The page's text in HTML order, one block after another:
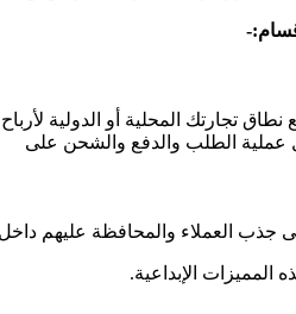
تجارتك المحلية أو الدولية لأرباح
عملية الطلب والدفع والشحن على
جذب العملاء والمحافظة عليهم
الإبداعية.